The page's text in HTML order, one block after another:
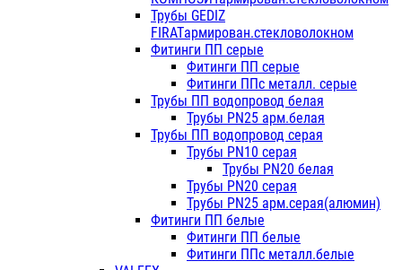
Трубы GEDIZ
FIRATармирован.стекловолокном
Фитинги ПП серые
Фитинги ПП серые
Фитинги ППс металл. серые
Трубы ПП водопровод белая
Трубы PN25 арм.белая
Трубы ПП водопровод серая
Трубы PN10 серая
Трубы PN20 белая
Трубы PN20 серая
Трубы PN25 арм.серая(алюмин)
Фитинги ПП белые
Фитинги ПП белые
Фитинги ППс металл.белые